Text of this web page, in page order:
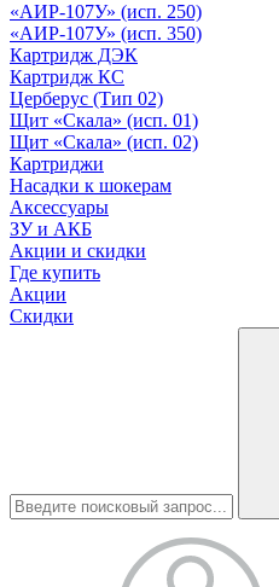
«АИР-107У» (исп. 250)
«АИР-107У» (исп. 350)
Картридж ДЭК
Картридж КС
Церберус (Тип 02)
Щит «Скала» (исп. 01)
Щит «Скала» (исп. 02)
Картриджи
Насадки к шокерам
Аксессуары
ЗУ и АКБ
Акции и скидки
Где купить
Акции
Скидки